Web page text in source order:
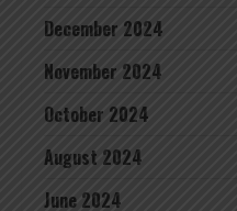
December 2024
November 2024
October 2024
August 2024
June 2024